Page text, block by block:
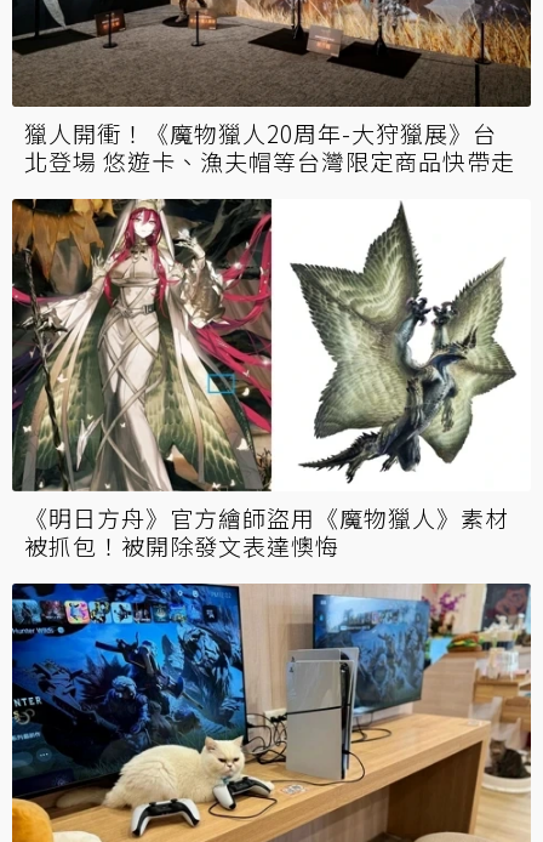
獵人開衝！《魔物獵人20周年-大狩獵展》台
北登場 悠遊卡、漁夫帽等台灣限定商品快帶走
《明日方舟》官方繪師盜用《魔物獵人》素材
被抓包！被開除發文表達懊悔